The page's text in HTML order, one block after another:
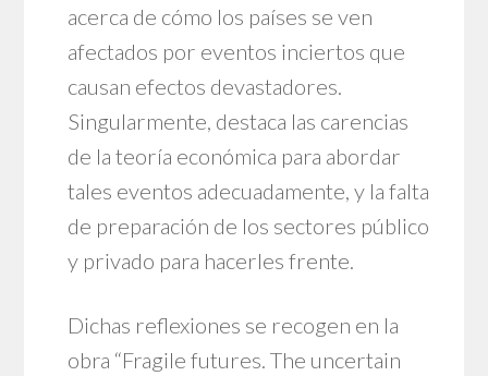
acerca de cómo los países se ven
afectados por eventos inciertos que
causan efectos devastadores.
Singularmente, destaca las carencias
de la teoría económica para abordar
tales eventos adecuadamente, y la falta
de preparación de los sectores público
y privado para hacerles frente.
Dichas reflexiones se recogen en la
obra “Fragile futures. The uncertain